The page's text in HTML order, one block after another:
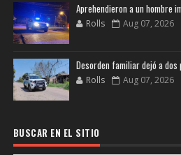
Aprehendieron a un hombre
Rolls Aug 07, 2026
Desorden familiar dejó a dos
Rolls Aug 07, 2026
BUSCAR EN EL SITIO